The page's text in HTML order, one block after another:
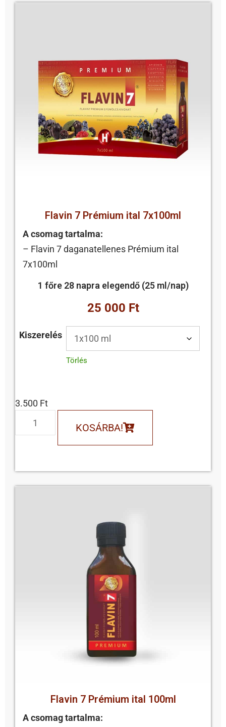
Flavin 7 Prémium ital 7x100ml
A csomag tartalma:
– Flavin 7 daganatellenes Prémium ital
7x100ml
1 főre 28 napra elegendő (25 ml/nap)
25 000 Ft
Kiszerelés
Törlés
3.500 Ft
KOSÁRBA!
Flavin 7 Prémium ital 100ml
A csomag tartalma: